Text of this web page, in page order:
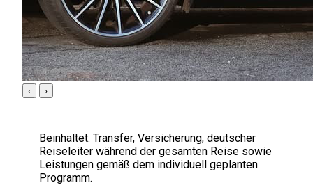
‹ ›
Beinhaltet: Transfer, Versicherung, deutscher
Reiseleiter während der gesamten Reise sowie
Leistungen gemäß dem individuell geplanten
Programm.